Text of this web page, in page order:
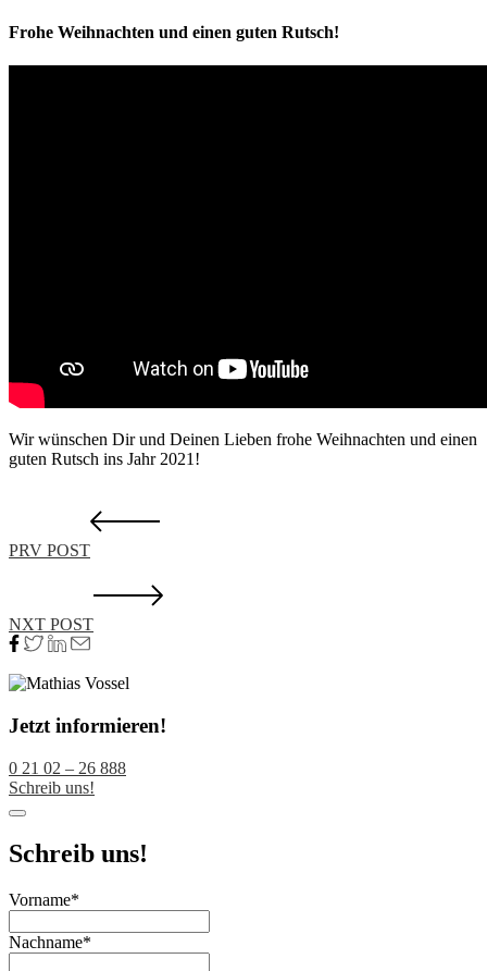
Frohe Weihnachten und einen guten Rutsch!
Wir wünschen Dir und Deinen Lieben frohe Weihnachten und einen
guten Rutsch ins Jahr 2021!
PRV POST
NXT POST
Jetzt informieren!
0 21 02 – 26 888
Schreib uns!
Schreib uns!
Vorname*
Nachname*